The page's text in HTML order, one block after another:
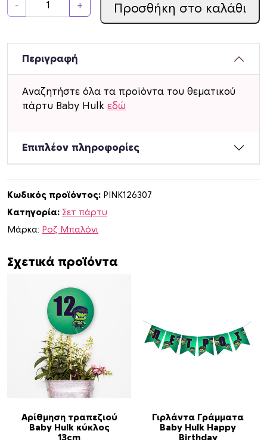
-
ε
π
ρ
α
B
a
y
+ Προσθήκη στο καλάθι
Περιγραφή
Αναζητήστε όλα τα προϊόντα του θεματικού
πάρτυ Baby Hulk εδώ
Επιπλέον πληροφορίες
Κωδικός προϊόντος: PINK126307
Κατηγορία: Σετ πάρτυ
Μάρκα: Ροζ Μπαλόνι
Σχετικά προϊόντα
Αρίθμηση τραπεζιού
Baby Hulk κύκλος
13cm
Γιρλάντα Γράμματα
Baby Hulk Happy
Birthday